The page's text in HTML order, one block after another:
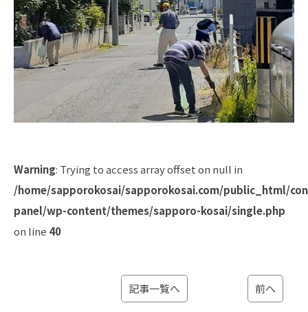
Warning: Trying to access array offset on null in
/home/sapporokosai/sapporokosai.com/public_html/
panel/wp-content/themes/sapporo-kosai/single.php
on line 40
記事一覧へ 前へ